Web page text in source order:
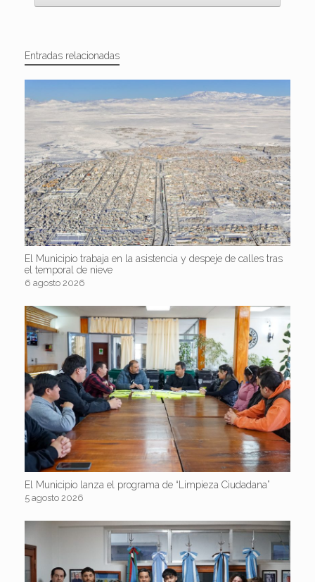
Entradas relacionadas
El Municipio trabaja en la asistencia y despeje de calles tras
el temporal de nieve
6 agosto 2026
El Municipio lanza el programa de “Limpieza Ciudadana”
5 agosto 2026